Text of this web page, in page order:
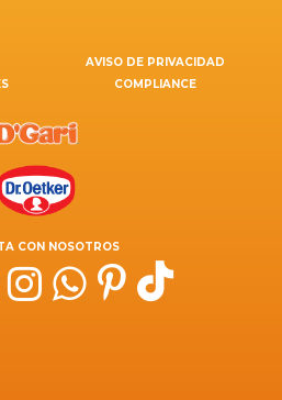
AVISO DE PRIVACIDAD
COMPLIANCE
CON NOSOTROS